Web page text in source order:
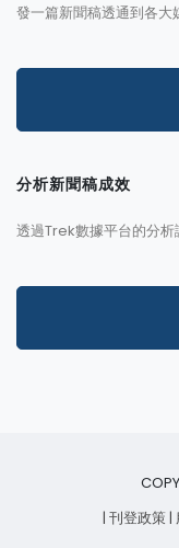
發一篇新聞稿透通到各大
分析新聞稿成效
透過Trek數據平台的分析
| 刊登政策|